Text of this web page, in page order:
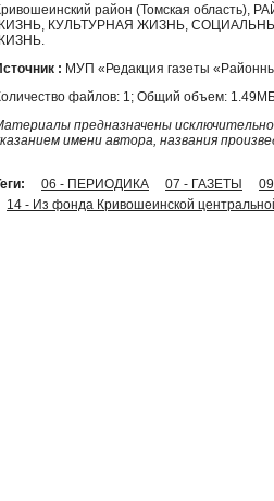
район (Томская
КУЛЬТУРНАЯ ЖИЗНЬ,
: МУП «Редакция газеты
файлов: 1; Общий объем:
предназначены
имени автора, названия
06 - ПЕРИОДИКА 07 - ГАЗЕТЫ
14 - Из фонда Кривошеинской